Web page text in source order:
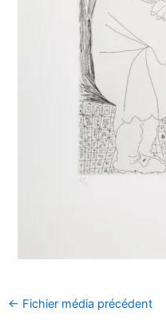
← Fichier média précédent